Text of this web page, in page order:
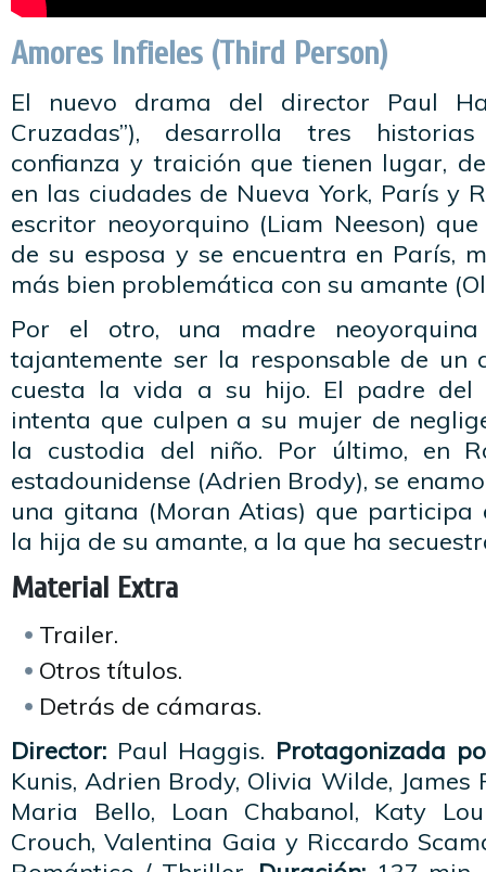
Amores Infieles (Third Person)
El nuevo drama del director Paul
Cruzadas”), desarrolla tres
confianza y traición que tienen lugar,
en las ciudades de Nueva York, París y
escritor neoyorquino (Liam Neeson)
de su esposa y se encuentra en París,
más bien problemática con su amante
Por el otro, una madre
tajantemente ser la responsable de un
cuesta la vida a su hijo. El padre del
intenta que culpen a su mujer de
la custodia del niño. Por último, en
estadounidense (Adrien Brody), se
una gitana (Moran Atias) que participa
la hija de su amante, a la que ha
Material Extra
Trailer.
Otros títulos.
Detrás de cámaras.
Director: Paul Haggis. Protagonizada
Kunis, Adrien Brody, Olivia Wilde, James
Maria Bello, Loan Chabanol, Katy
Crouch, Valentina Gaia y Riccardo